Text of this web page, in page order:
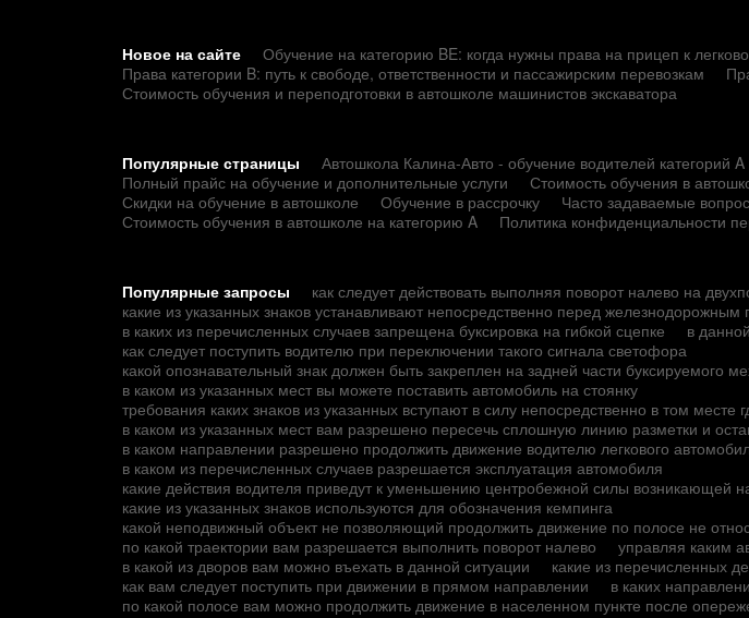
Новое на сайте Обучение на категорию BE: когда нужны права на прицеп к
Права категории B: путь к свободе, ответственности и пассажирским перевозкам
Стоимость обучения и переподготовки в автошколе машинистов экскаватора
Популярные страницы
Автошкола Калина-Авто - обучение водителей категорий
Полный прайс на обучение и дополнительные услуги
Стоимость обучения в
Скидки на обучение в автошколе
Обучение в рассрочку Часто задаваемые
Стоимость обучения в автошколе на категорию A
Политика конфиденциальности
Популярные запросы
как следует действовать выполняя поворот налево на
какие из указанных знаков устанавливают непосредственно перед железнодорожным
в каких из перечисленных случаев запрещена буксировка на гибкой сцепке
в
как следует поступить водителю при переключении такого сигнала светофора
какой опознавательный знак должен быть закреплен на задней части буксируемого
в каком из указанных мест вы можете поставить автомобиль на стоянку
требования каких знаков из указанных вступают в силу непосредственно в том месте
в каком из указанных мест вам разрешено пересечь сплошную линию разметки и
в каком направлении разрешено продолжить движение водителю легкового
в каком из перечисленных случаев разрешается эксплуатация автомобиля
какие действия водителя приведут к уменьшению центробежной силы возникающей
какие из указанных знаков используются для обозначения кемпинга
какой неподвижный объект не позволяющий продолжить движение по полосе не
по какой траектории вам разрешается выполнить поворот налево
управляя каким
в какой из дворов вам можно въехать в данной ситуации
какие из перечисленных
как вам следует поступить при движении в прямом направлении
в каких
по какой полосе вам можно продолжить движение в населенном пункте после